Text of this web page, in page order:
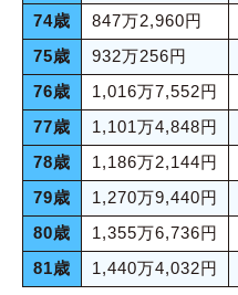
74歳
847万2,960円
75歳
932万256円
76歳
1,016万7,552円
77歳
1,101万4,848円
78歳
1,186万2,144円
79歳
1,270万9,440円
80歳
1,355万6,736円
81歳
1,440万4,032円